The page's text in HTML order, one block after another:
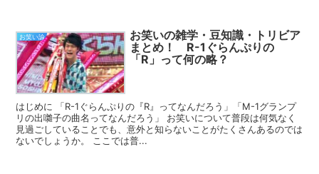
お笑い論
お笑いの雑学・豆知識・トリビア
まとめ！ R-1ぐらんぷりの
「R」って何の略？
はじめに 「R-1ぐらんぷりの『R』ってなんだろう」「M-1グランプ
リの出囃子の曲名ってなんだろう」 お笑いについて普段は何気なく
見過ごしていることでも、意外と知らないことがたくさんあるのでは
ないでしょうか。 ここでは普...